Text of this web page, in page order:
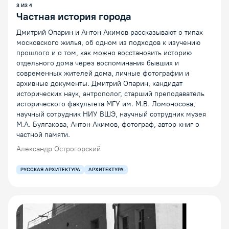
3 ИЗ 4
Частная история города
Дмитрий Опарин и Антон Акимов рассказывают о типах
московского жилья, об одном из подходов к изучению
прошлого и о том, как можно восстановить историю
отдельного дома через воспоминания бывших и
современных жителей дома, личные фотографии и
архивные документы. Дмитрий Опарин, кандидат
исторических наук, антрополог, старший преподаватель
исторического факультета МГУ им. М.В. Ломоносова,
научный сотрудник НИУ ВШЭ, научный сотрудник музея
М.А. Булгакова, Антон Акимов, фотограф, автор книг о
частной памяти.
Александр Острогорский
РУССКАЯ АРХИТЕКТУРА АРХИТЕКТУРА